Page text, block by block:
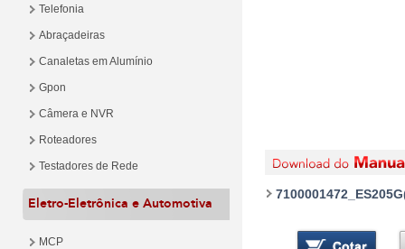
Telefonia
Abraçadeiras
Canaletas em Alumínio
Gpon
Câmera e NVR
Roteadores
Testadores de Rede
Eletro-Eletrônica e Automotiva
MCP